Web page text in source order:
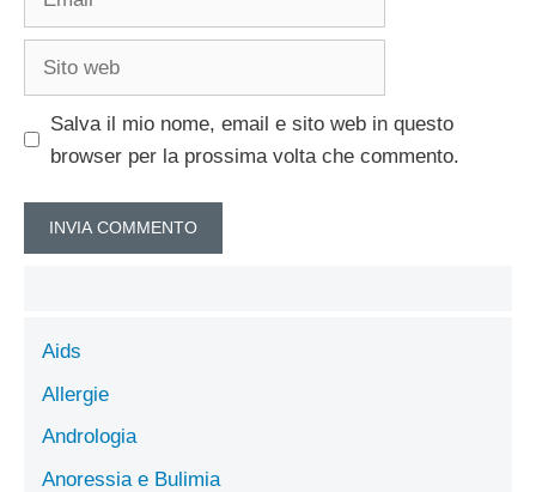
Sito
Salva il mio nome, email e sito web in questo
browser per la prossima volta che commento.
Aids
Allergie
Andrologia
Anoressia e Bulimia